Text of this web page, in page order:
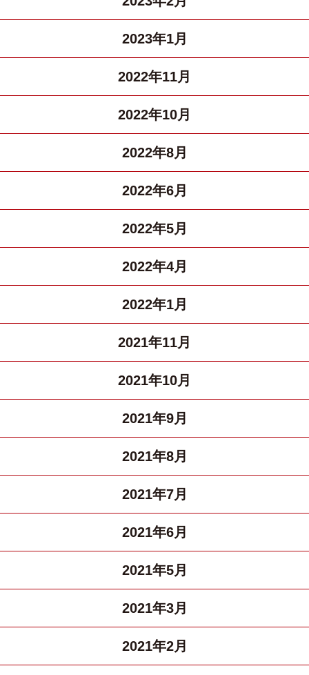
2023年1月
2022年11月
2022年10月
2022年8月
2022年6月
2022年5月
2022年4月
2022年1月
2021年11月
2021年10月
2021年9月
2021年8月
2021年7月
2021年6月
2021年5月
2021年3月
2021年2月